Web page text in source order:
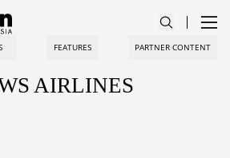
FEATURES PARTNER CONTENT
AIRLINES